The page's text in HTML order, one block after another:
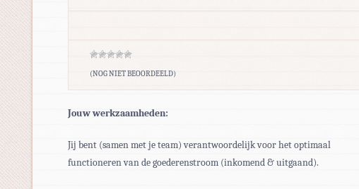
(NOG NIET BEOORDEELD)
Jouw werkzaamheden:
Jij bent (samen met je team) verantwoordelijk voor het optimaal
functioneren van de goederenstroom (inkomend & uitgaand).